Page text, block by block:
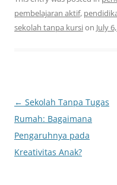
pembelajaran aktif,
sekolah tanpa kursion July
Post
navigation
← Sekolah Tanpa Tugas
Rumah: Bagaimana
Pengaruhnya pada
Kreativitas Anak?